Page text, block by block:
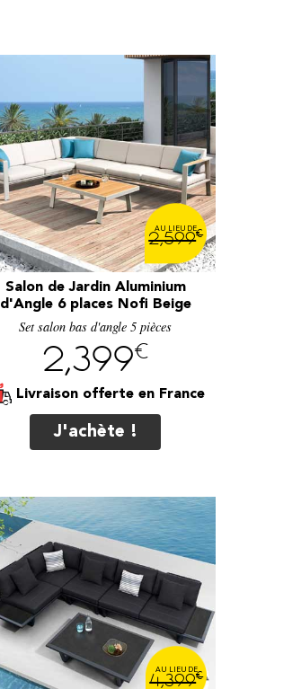
2,599€
Salon de Jardin Aluminium
d'Angle 6 places Nofi Beige
Set salon bas d'angle 5 pièces
2,399€
Livraison offerte
J'achète !
4,399€